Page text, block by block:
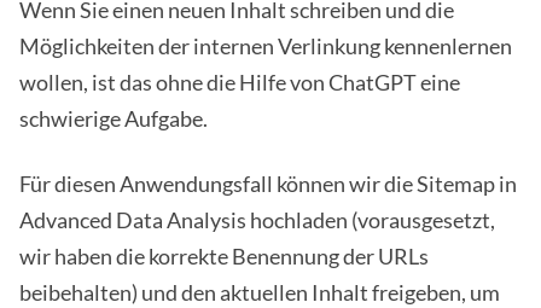
Wenn Sie einen neuen Inhalt schreiben und die
Möglichkeiten der internen Verlinkung kennenlernen
wollen, ist das ohne die Hilfe von ChatGPT eine
schwierige Aufgabe.
Für diesen Anwendungsfall können wir die Sitemap in
Advanced Data Analysis hochladen (vorausgesetzt,
wir haben die korrekte Benennung der URLs
beibehalten) und den aktuellen Inhalt freigeben, um